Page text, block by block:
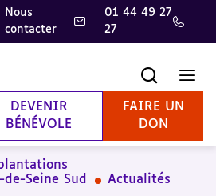
Nous
contacter
01 44 49 27
27
DEVENIR
BÉNÉVOLE
FAIRE UN
DON
Seine Sud
Actualités